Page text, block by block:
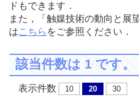
ドもできます．
また，「触媒技術の動向と展
はこちら をご参照ください．
該当件数は 1 です。
表示件数 10 20 30